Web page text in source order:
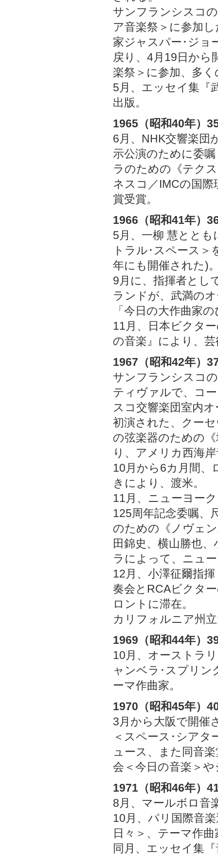
サンフランシスコ
ア音楽祭＞に参加
家ジャスパー･ジョ
戻り、4月19日から
楽祭＞に参加、多
5月、エッセイ集『
出版。
1965（昭和40年）
6月、NHK交響楽団
示公演のために委
ラのための《テク
ネスコ／IMCの国際
賞受賞。
1966（昭和41年）
5月、一柳 慧ととも
トラル･スペース＞
年にも開催された)
9月に、指揮者とし
ランドが、武満の
「今日の大作曲家
11月、日本ビクタ
の音楽』により、
1967（昭和42年）
サンフランシスコ
ティヴァルで、コ
スコ交響楽団室内
初演された、クー
の弦楽器のための
り、アメリカ西海
10月から6カ月間、
きにより、渡米。
11月、ニューヨー
125周年記念委嘱、
のための《ノヴェ
田錦史、横山勝也
ラによって、ニュ
12月、小澤征爾指
奏会とRCAビクタ
ロントに滞在。
カリフォルニア州
1969（昭和44年）
10月、オーストラ
ャンベラ･スプリン
ーマ作曲家。
1970（昭和45年）
3月から大阪で開催
＜スペース･シアタ
ュース、また同音
会＜今日の音楽＞
1971（昭和46年）
8月、マールボロ音
10月、パリ国際音
日々＞、テーマ作曲
同月、エッセイ集